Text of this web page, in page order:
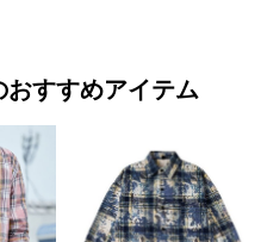
おすすめアイテム